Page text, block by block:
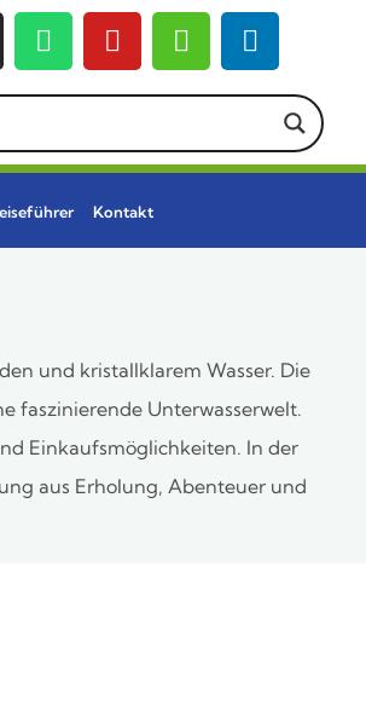
Kontakt
und kristallklarem Wasser. Die
faszinierende Unterwasserwelt.
Einkaufsmöglichkeiten. In der
aus Erholung, Abenteuer und